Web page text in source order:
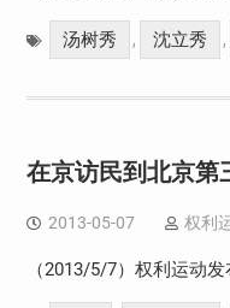
汤树秀 , 沈立秀 ,
在京访民到北京第
2013-05-07 权利
（2013/5/7）权利运动